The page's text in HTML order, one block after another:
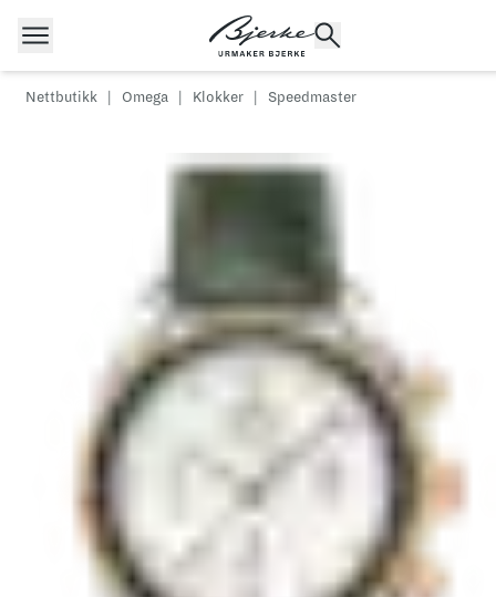
Hopp til innhold
Longines
Nettbutikk Omega Klokker Speedmaster